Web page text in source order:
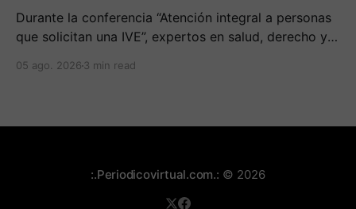
Durante la conferencia “Atención integral a personas
que solicitan una IVE”, expertos en salud, derecho y
sobre cómo abordar esta temática desde una
05 ago. 2026 3 min read
:.Periodicovirtual.com.: © 2026